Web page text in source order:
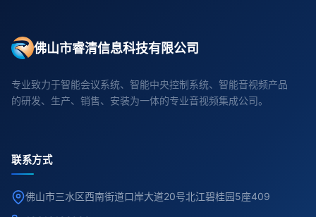
佛山市睿清信息科技有限公司
专业致力于智能会议系统、智能中央控制系统、智能音视频产品
的研发、生产、销售、安装为一体的专业音视频集成公司。
联系方式
佛山市三水区西南街道口岸大道20号北江碧桂园5座409